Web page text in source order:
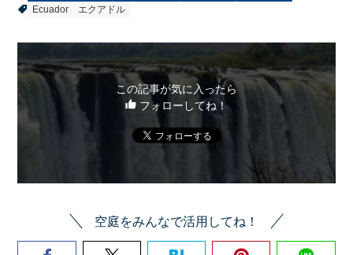
Ecuador
エクアドル
この記事が気に入ったら
フォローしてね！
空庭をみんなで活用してね！